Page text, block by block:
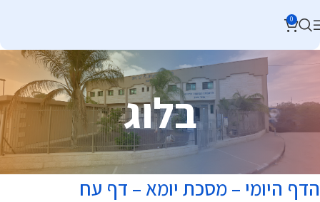
0
בלוג
הדף היומי – מסכת יומא – דף עח